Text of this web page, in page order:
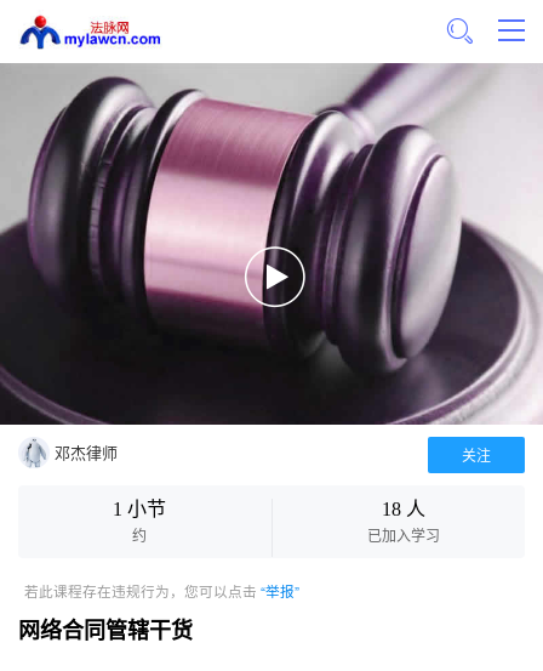
邓杰律师 关注
1 小节
约
18 人
已加入学习
若此课程存在违规行为，您可以点击 “举报”
网络合同管辖干货